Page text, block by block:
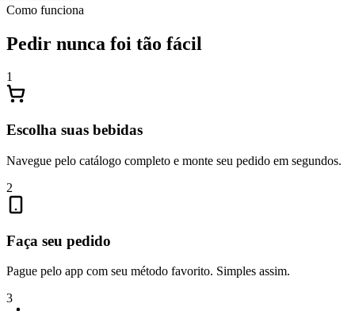
Como funciona
Pedir nunca foi tão fácil
1
Escolha suas bebidas
Navegue pelo catálogo completo e monte seu pedido em segundos.
2
Faça seu pedido
Pague pelo app com seu método favorito. Simples assim.
3